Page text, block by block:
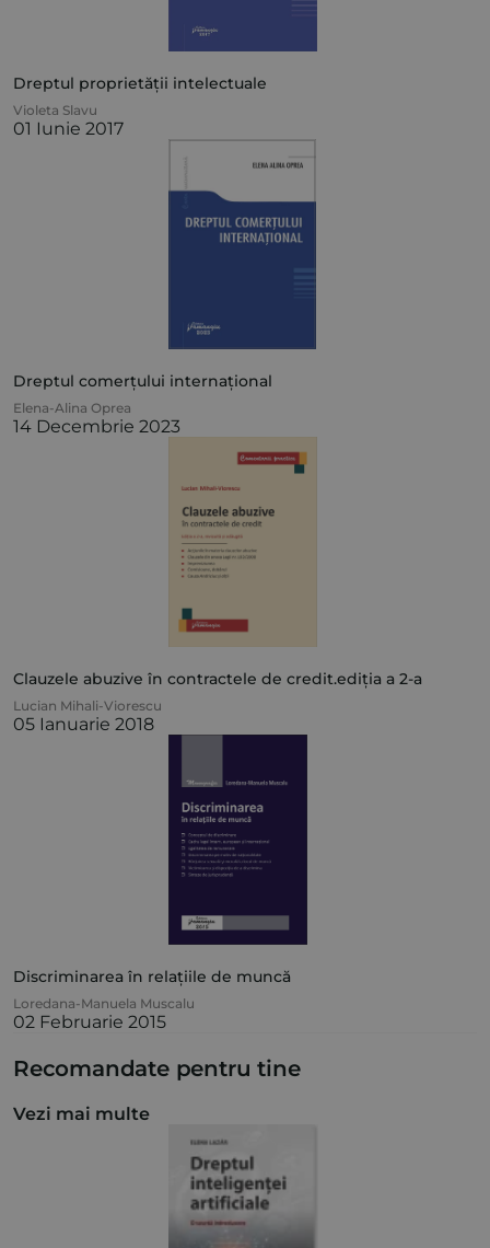
Dreptul proprietății intelectuale
Violeta Slavu
01 Iunie 2017
Dreptul comerțului internațional
Elena-Alina Oprea
14 Decembrie 2023
Clauzele abuzive în contractele de credit.ediția a 2-a
Lucian Mihali-Viorescu
05 Ianuarie 2018
Discriminarea în relațiile de muncă
Loredana-Manuela Muscalu
02 Februarie 2015
Recomandate pentru tine
Vezi mai multe